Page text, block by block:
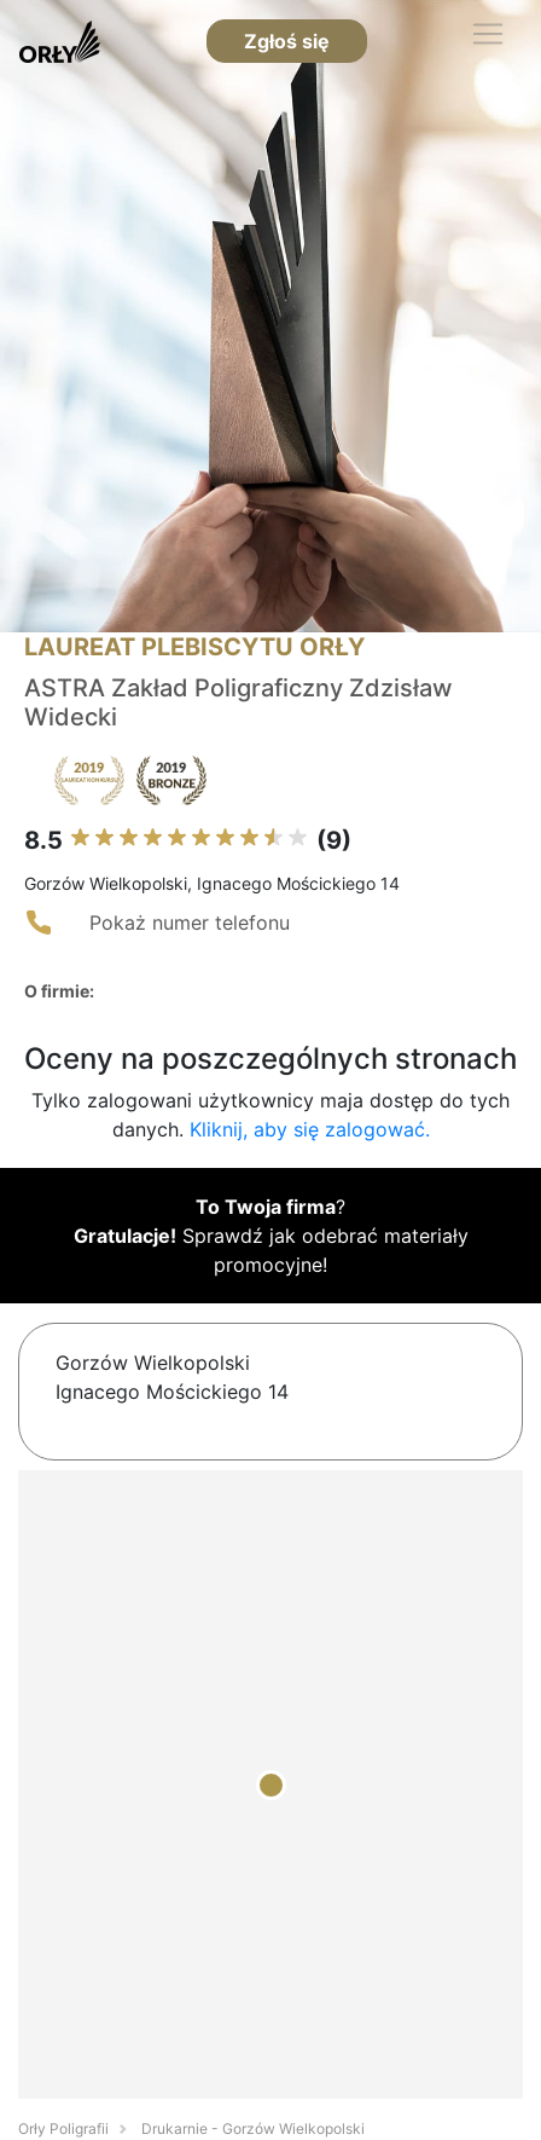
Zgłoś się
LAUREAT PLEBISCYTU ORŁY
ASTRA Zakład Poligraficzny Zdzisław
Widecki
8.5 (9)
Gorzów Wielkopolski, Ignacego Mościckiego 14
Pokaż numer telefonu
O firmie:
Oceny na poszczególnych stronach
Tylko zalogowani użytkownicy maja dostęp do tych
danych. Kliknij, aby się zalogować.
To Twoja firma?
Gratulacje! Sprawdź jak odebrać materiały
promocyjne!
Gorzów Wielkopolski
Ignacego Mościckiego 14
Orły Poligrafii
Drukarnie - Gorzów Wielkopolski